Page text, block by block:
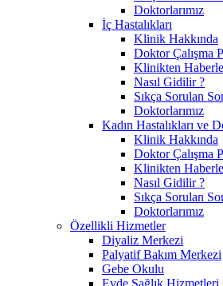
Doktorlarımız
İç Hastalıkları
Klinik Hakkında
Doktor Çalışma
Klinikten
Nasıl Gidilir ?
Sıkça Sorulan
Doktorlarımız
Kadın Hastalıkları ve
Klinik Hakkında
Doktor Çalışma
Klinikten
Nasıl Gidilir ?
Sıkça Sorulan
Doktorlarımız
Özellikli Hizmetler
Diyaliz Merkezi
Palyatif Bakım Merkezi
Gebe Okulu
Evde Sağlık Hizmetleri